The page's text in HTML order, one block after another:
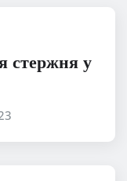
стержня у